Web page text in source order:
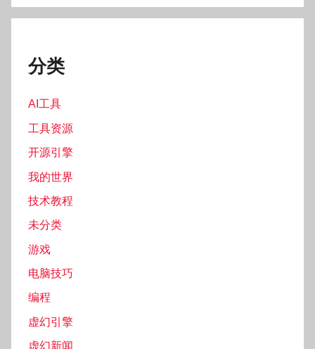
分类
AI工具
工具资源
开源引擎
我的世界
技术教程
未分类
游戏
电脑技巧
编程
虚幻引擎
虚幻新闻